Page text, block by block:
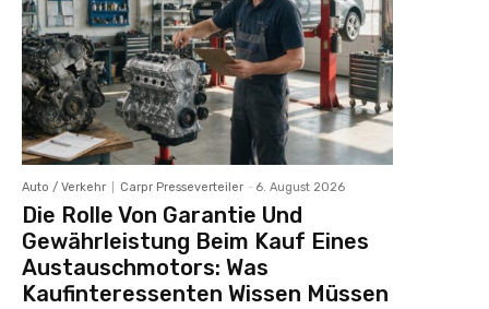
Auto / Verkehr Carpr Presseverteiler - 6. August 2026
Die Rolle Von Garantie Und
Gewährleistung Beim Kauf Eines
Austauschmotors: Was
Kaufinteressenten Wissen Müssen